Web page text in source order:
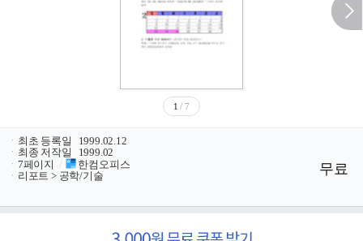
1 / 7
ㆍ 최초 등록일
1999.02.12
ㆍ 최종 저작일
1999.02
ㆍ 7페이지 /
한컴오피스
ㆍ 리포트 > 공학/기술 무료